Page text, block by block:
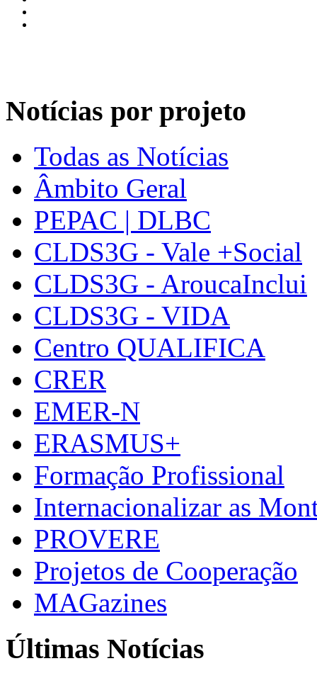
Notícias por projeto
Todas as Notícias
Âmbito Geral
PEPAC | DLBC
CLDS3G - Vale +Social
CLDS3G - AroucaInclui
CLDS3G - VIDA
Centro QUALIFICA
CRER
EMER-N
ERASMUS+
Formação Profissional
Internacionalizar as
PROVERE
Projetos de Cooperação
MAGazines
Últimas Notícias